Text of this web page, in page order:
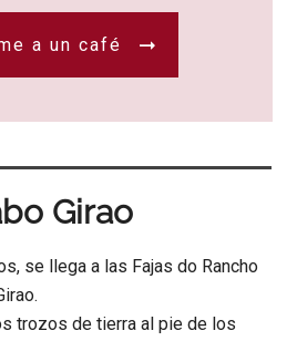
a un café
Girao
se llega a las Fajas do Rancho
trozos de tierra al pie de los